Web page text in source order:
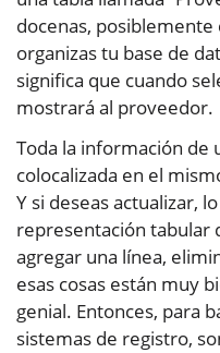
docenas, posiblemente
organizas tu base de
significa que cuando
mostrará al proveedor.
Toda la información de
colocalizada en el
Y si deseas actualizar,
representación tabular
agregar una línea,
esas cosas están muy
genial. Entonces, para
sistemas de registro,